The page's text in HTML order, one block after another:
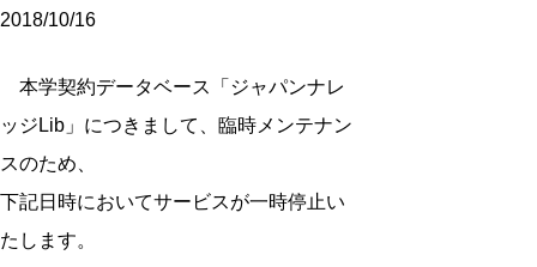
2018/10/16
本学契約データベース「ジャパンナレ
ッジLib」につきまして、臨時メンテナン
スのため、
下記日時においてサービスが一時停止い
たします。